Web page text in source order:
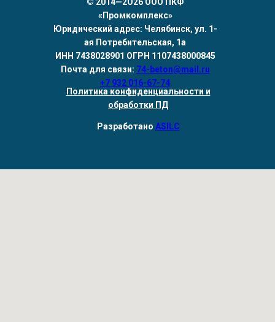
© 2014—2О26 ООО ПКФ
«Промкомплекс»
Юридический адрес: Челябинск, ул. 1-
ая Потребительская, 1а
ИНН 7438028901 ОГРН 1107438000845
Почта для связи: 74-beton@mail.ru
+7 932 016-67-74
Разработано ASILC
Политика конфиденциальности и
обработки ПД